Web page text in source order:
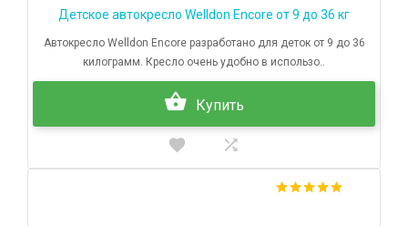
Детское автокресло Welldon Encore от 9 до 36 кг
Автокресло Welldon Encore разработано для деток от 9 до 36
килограмм. Кресло очень удобно в использо..
Купить